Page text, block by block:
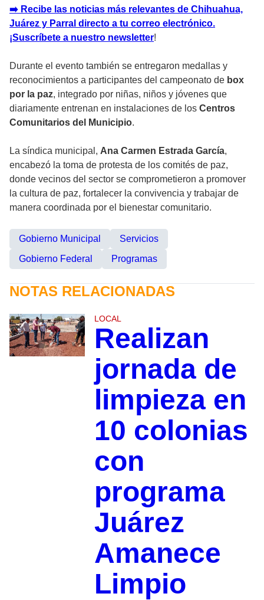
➡️ Recibe las noticias más relevantes de Chihuahua,
Juárez y Parral directo a tu correo electrónico.
¡Suscríbete a nuestro newsletter!
Durante el evento también se entregaron medallas y
reconocimientos a participantes del campeonato de box
por la paz, integrado por niñas, niños y jóvenes que
diariamente entrenan en instalaciones de los Centros
Comunitarios del Municipio.
La síndica municipal, Ana Carmen Estrada García,
encabezó la toma de protesta de los comités de paz,
donde vecinos del sector se comprometieron a promover
la cultura de paz, fortalecer la convivencia y trabajar de
manera coordinada por el bienestar comunitario.
Gobierno Municipal
Servicios
Gobierno Federal
Programas
NOTAS RELACIONADAS
LOCAL
Realizan
jornada de
limpieza en
10 colonias
con
programa
Juárez
Amanece
Limpio